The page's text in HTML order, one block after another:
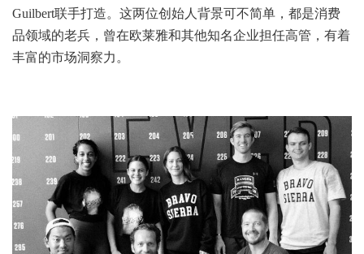
Guilbert联手打造。这两位创始人背景可不简单，都是消费
品领域的老兵，曾在欧莱雅和其他知名企业担任高管，有着
丰富的市场洞察力。